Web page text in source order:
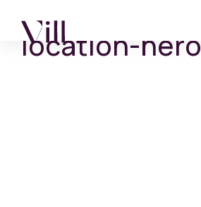
location-hero